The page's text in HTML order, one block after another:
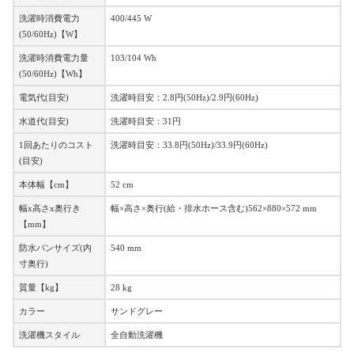
洗濯時消費電力
(50/60Hz)【W】
400/445 W
洗濯時消費電力量
(50/60Hz)【Wh】
103/104 Wh
電気代(目安) 洗濯時目安：2.8円(50Hz)/2.9円(60Hz)
水道代(目安) 洗濯時目安：31円
1回あたりのコスト
(目安)
洗濯時目安：33.8円(50Hz)/33.9円(60Hz)
本体幅【cm】 52 cm
幅x高さx奥行き
【mm】
幅×高さ×奥行(給・排水ホース含む)562×880×572 mm
防水パンサイズ(内
寸奥行)
540 mm
質量【kg】 28 kg
カラー サンドグレー
洗濯機スタイル 全自動洗濯機